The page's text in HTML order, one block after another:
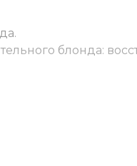
блонда: